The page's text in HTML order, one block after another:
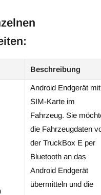
Beschreibung
Android Endgerät mit
SIM-Karte im
Fahrzeug. Sie
die Fahrzeugdaten
der TruckBox E per
Bluetooth an das
Android Endgerät
übermitteln und die